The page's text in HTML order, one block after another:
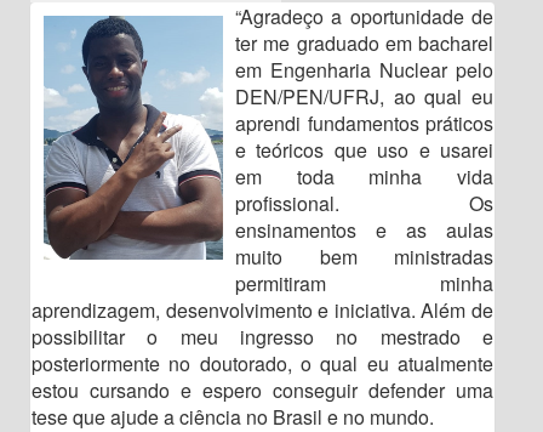
“Agradeço a oportunidade de
ter me graduado em bacharel
em Engenharia Nuclear pelo
DEN/PEN/UFRJ, ao qual eu
aprendi fundamentos práticos
e teóricos que uso e usarei
em toda minha vida
profissional. Os
ensinamentos e as aulas
muito bem ministradas
permitiram minha
aprendizagem, desenvolvimento e iniciativa. Além de
possibilitar o meu ingresso no mestrado e
posteriormente no doutorado, o qual eu atualmente
estou cursando e espero conseguir defender uma
tese que ajude a ciência no Brasil e no mundo.